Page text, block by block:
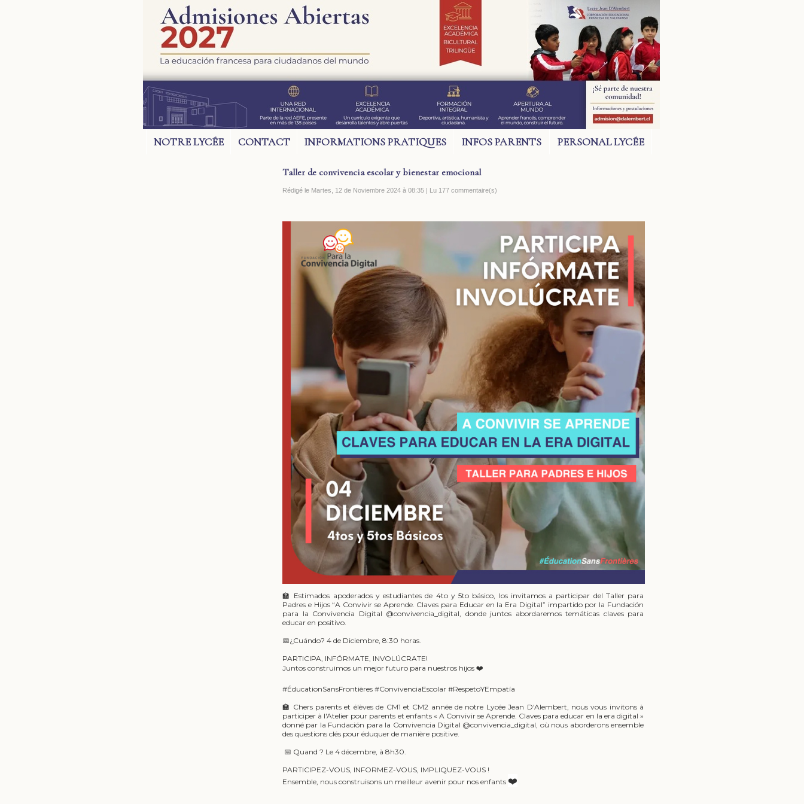
NOTRE LYCÉE CONTACT INFORMATIONS PRATIQUES INFOS PARENTS PERSONAL LYCÉE
Taller de convivencia escolar y bienestar emocional
Rédigé le Martes, 12 de Noviembre 2024 à 08:35 | Lu 177 commentaire(s)
🏫 ​Estimados apoderados y estudiantes de 4to y 5to básico, los invitamos a participar del Taller para
Padres e Hijos “A Convivir se Aprende. Claves para Educar en la Era Digital” impartido por la Fundación
para la Convivencia Digital @convivencia_digital, donde juntos abordaremos temáticas claves para
educar en positivo.
📅​¿Cuándo? 4 de Diciembre, 8:30 horas.
PARTICIPA, INFÓRMATE, INVOLÚCRATE!
Juntos construimos un mejor futuro para nuestros hijos ❤️
#ÉducationSansFrontières #ConvivenciaEscolar #RespetoYEmpatía
🏫 Chers parents et élèves de CM1 et CM2 année de notre Lycée Jean D'Alembert, nous vous invitons à
participer à l'Atelier pour parents et enfants « A Convivir se Aprende. Claves para educar en la era digital »
donné par la Fundación para la Convivencia Digital @convivencia_digital, où nous aborderons ensemble
des questions clés pour éduquer de manière positive.
📅 Quand ? Le 4 décembre, à 8h30.
PARTICIPEZ-VOUS, INFORMEZ-VOUS, IMPLIQUEZ-VOUS !
Ensemble, nous construisons un meilleur avenir pour nos enfants ❤️